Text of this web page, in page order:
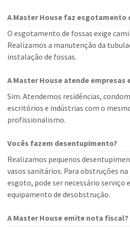
A Master House faz esgotamento
O esgotamento de fossas exige
Realizamos a manutenção da
instalação de fossas.
A Master House atende empresas
Sim. Atendemos residências,
escritórios e indústrias com o
profissionalismo.
Vocês fazem desentupimento?
Realizamos pequenos
vasos sanitários. Para obstruções
esgoto, pode ser necessário serviço
equipamento de desobstrução.
A Master House emite nota fiscal?